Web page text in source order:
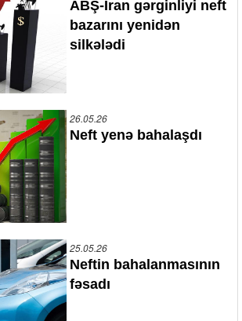
ABŞ-İran gərginliyi neft
bazarını yenidən
silkələdi
26.05.26
Neft yenə bahalaşdı
25.05.26
Neftin bahalanmasının
fəsadı